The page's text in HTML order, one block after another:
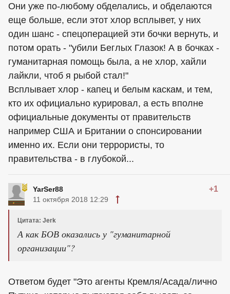
Они уже по-любому обделались, и обделаются
еще больше, если этот хлор всплывет, у них
один шанс - спецоперацией эти бочки вернуть, и
потом орать - "убили Беглых Глазок! А в бочках -
гуманитарная помощь была, а не хлор, хайли
лайкли, чтоб я рыбой стал!"
Всплывает хлор - капец и белым каскам, и тем,
кто их официально курировал, а есть вполне
официальные документы от правительств
например США и Британии о спонсировании
именно их. Если они террористы, то
правительства - в глубокой...
YarSer88 +1
11 октября 2018 12:29
Цитата: Jerk
А как БОВ оказались у "гуманитарной
организации"?
Ответом будет "Это агенты Кремля/Асада/лично